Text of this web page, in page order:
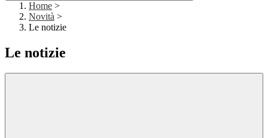
Home >
Novità >
Le notizie
Le notizie